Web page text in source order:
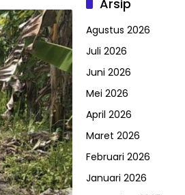
Arsip
Agustus 2026
Juli 2026
Juni 2026
Mei 2026
April 2026
Maret 2026
Februari 2026
Januari 2026